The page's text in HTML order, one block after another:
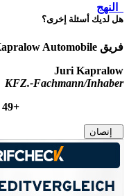
النهج
هل لديك أسئلة إخرى؟
فريق Kapralow Automobile الخاص بك
Juri Kapralow
KFZ.-Fachmann/Inhaber
+49 (0)177 4823169
إتصان